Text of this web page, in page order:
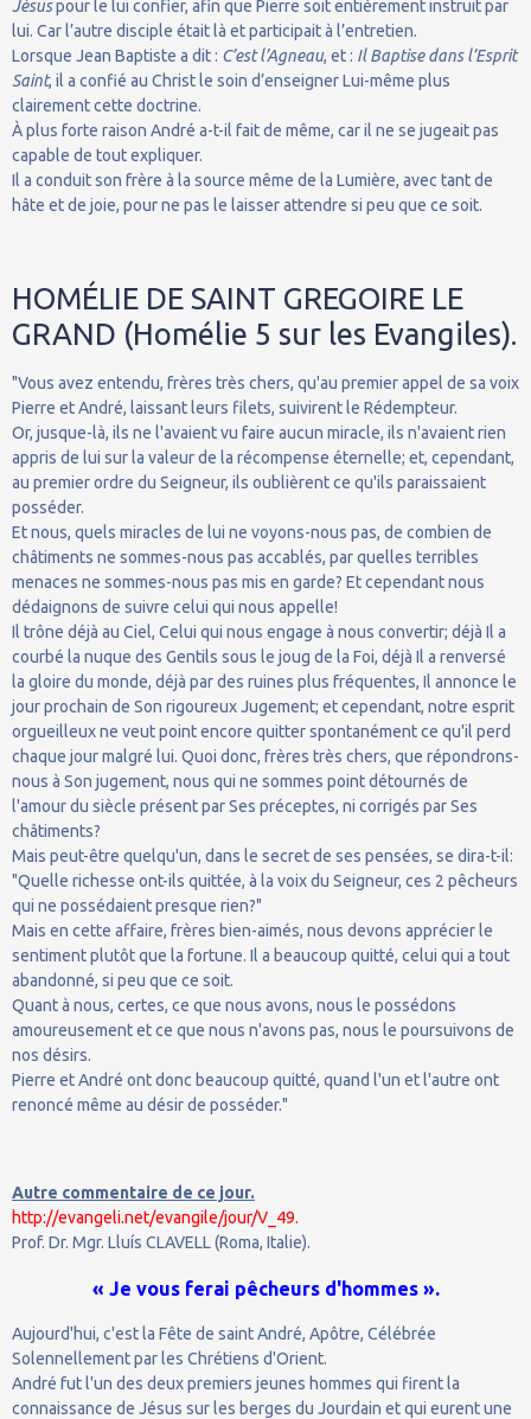
Jésuspour le lui confier, afin que Pierre soit entièrement instruit par
lui. Car l’autre disciple était là et participait à l’entretien.
Lorsque Jean Baptiste a dit : C’est l’Agneau, et : Il Baptise dans l’Esprit
Saint, il a confié au Christ le soin d’enseigner Lui-même plus
clairement cette doctrine.
À plus forte raison André a-t-il fait de même, car il ne se jugeait pas
capable de tout expliquer.
Il a conduit son frère à la source même de la Lumière, avec tant de
hâte et de joie, pour ne pas le laisser attendre si peu que ce soit.
HOMÉLIE DE SAINT GREGOIRE LE
GRAND (Homélie 5 sur les Evangiles).
"Vous avez entendu, frères très chers, qu'au premier appel de sa voix
Pierre et André, laissant leurs filets, suivirent le Rédempteur.
Or, jusque-là, ils ne l'avaient vu faire aucun miracle, ils n'avaient rien
appris de lui sur la valeur de la récompense éternelle; et, cependant,
au premier ordre du Seigneur, ils oublièrent ce qu'ils paraissaient
posséder.
Et nous, quels miracles de lui ne voyons-nous pas, de combien de
châtiments ne sommes-nous pas accablés, par quelles terribles
menaces ne sommes-nous pas mis en garde? Et cependant nous
dédaignons de suivre celui qui nous appelle!
Il trône déjà au Ciel, Celui qui nous engage à nous convertir; déjà Il a
courbé la nuque des Gentils sous le joug de la Foi, déjà Il a renversé
la gloire du monde, déjà par des ruines plus fréquentes, Il annonce le
jour prochain de Son rigoureux Jugement; et cependant, notre esprit
orgueilleux ne veut point encore quitter spontanément ce qu'il perd
chaque jour malgré lui. Quoi donc, frères très chers, que répondrons-
nous à Son jugement, nous qui ne sommes point détournés de
l'amour du siècle présent par Ses préceptes, ni corrigés par Ses
châtiments?
Mais peut-être quelqu'un, dans le secret de ses pensées, se dira-t-il:
"Quelle richesse ont-ils quittée, à la voix du Seigneur, ces 2 pêcheurs
qui ne possédaient presque rien?"
Mais en cette affaire, frères bien-aimés, nous devons apprécier le
sentiment plutôt que la fortune. Il a beaucoup quitté, celui qui a tout
abandonné, si peu que ce soit.
Quant à nous, certes, ce que nous avons, nous le possédons
amoureusement et ce que nous n'avons pas, nous le poursuivons de
nos désirs.
Pierre et André ont donc beaucoup quitté, quand l'un et l'autre ont
renoncé même au désir de posséder."
Autre commentaire de ce jour.
http://evangeli.net/evangile/jour/V_49.
Prof. Dr. Mgr. Lluís CLAVELL (Roma, Italie).
« Je vous ferai pêcheurs d'hommes ».
Aujourd'hui, c'est la Fête de saint André, Apôtre, Célébrée
Solennellement par les Chrétiens d'Orient.
André fut l'un des deux premiers jeunes hommes qui firent la
connaissance de Jésus sur les berges du Jourdain et qui eurent une